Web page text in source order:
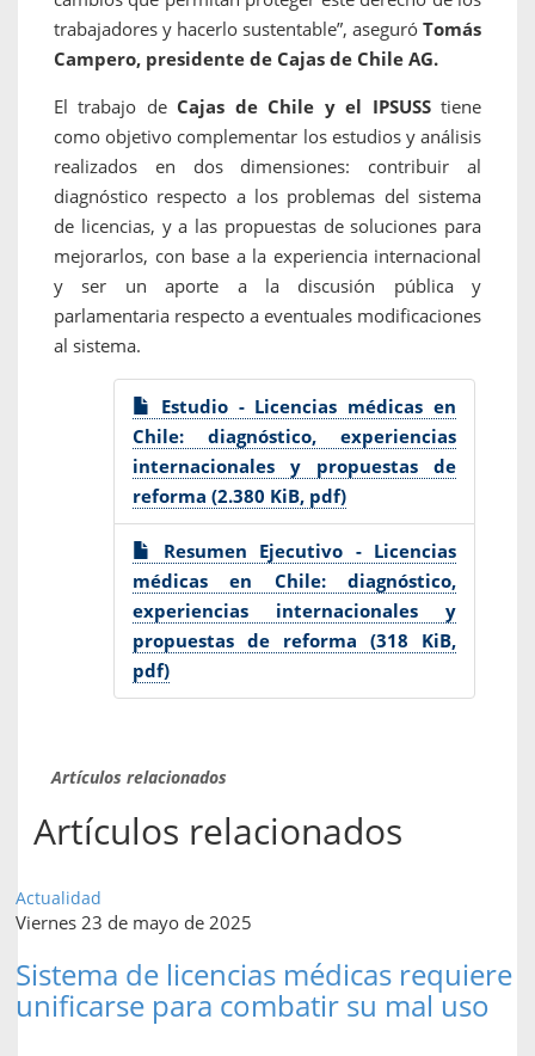
trabajadores y hacerlo sustentable”, aseguró Tomás
Campero, presidente de Cajas de Chile AG.
El trabajo de Cajas de Chile y el IPSUSStiene
como objetivo complementar los estudios y análisis
realizados en dos dimensiones: contribuir al
diagnóstico respecto a los problemas del sistema
de licencias, y a las propuestas de soluciones para
mejorarlos, con base a la experiencia internacional
y ser un aporte a la discusión pública y
parlamentaria respecto a eventuales modificaciones
al sistema.
Estudio - Licencias médicas en
Chile: diagnóstico, experiencias
internacionales y propuestas de
reforma (2.380 KiB, pdf)
Resumen Ejecutivo - Licencias
médicas en Chile: diagnóstico,
experiencias internacionales y
propuestas de reforma (318 KiB,
pdf)
Artículos relacionados
Artículos relacionados
Actualidad
Viernes 23 de mayo de 2025
Sistema de licencias médicas requiere
unificarse para combatir su mal uso